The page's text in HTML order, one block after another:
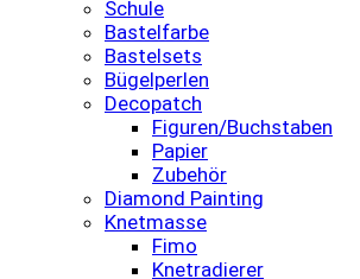
Schule
Bastelfarbe
Bastelsets
Bügelperlen
Decopatch
Figuren/Buchstaben
Papier
Zubehör
Diamond Painting
Knetmasse
Fimo
Knetradierer